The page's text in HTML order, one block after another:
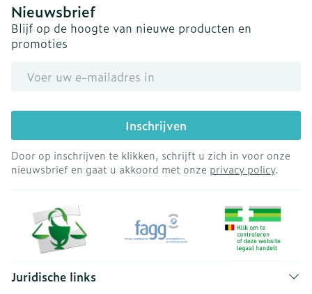
Nieuwsbrief
Blijf op de hoogte van nieuwe producten en
promoties
Inschrijven
Door op inschrijven te klikken, schrijft u zich in voor onze
nieuwsbrief en gaat u akkoord met onze privacy policy.
Juridische links